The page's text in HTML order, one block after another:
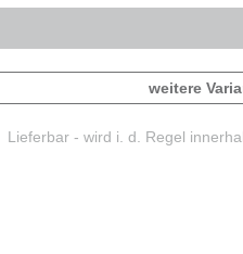
weitere
Lieferbar - wird i. d. Regel